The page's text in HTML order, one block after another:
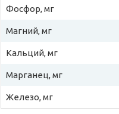
Фосфор, мг
Магний, мг
Кальций, мг
Марганец, мг
Железо, мг